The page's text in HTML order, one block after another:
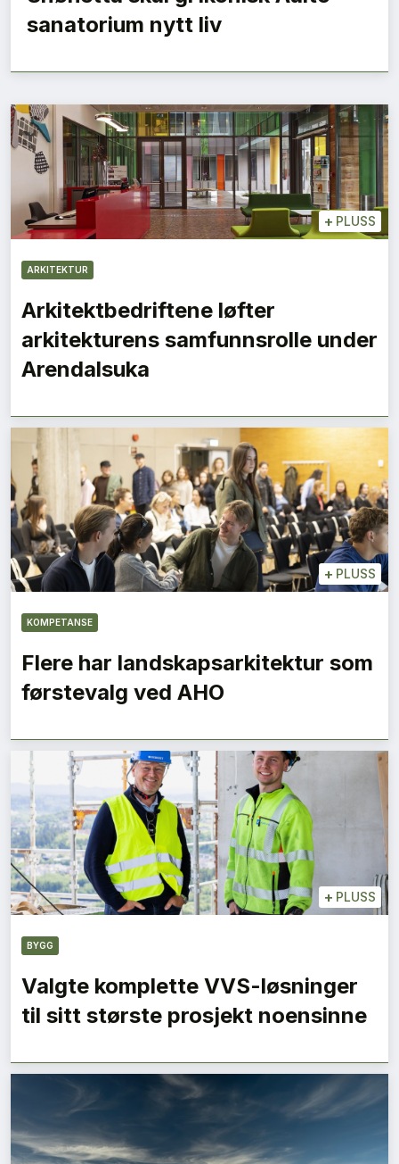
sanatorium nytt liv
+ PLUSS
ARKITEKTUR
Arkitektbedriftene løfter
arkitekturens samfunnsrolle under
Arendalsuka
+ PLUSS
KOMPETANSE
Flere har landskapsarkitektur som
førstevalg ved AHO
+ PLUSS
BYGG
Valgte komplette VVS-løsninger
til sitt største prosjekt noensinne